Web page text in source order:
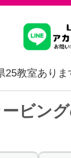
たいこ
ールを
25教室あり
ビン